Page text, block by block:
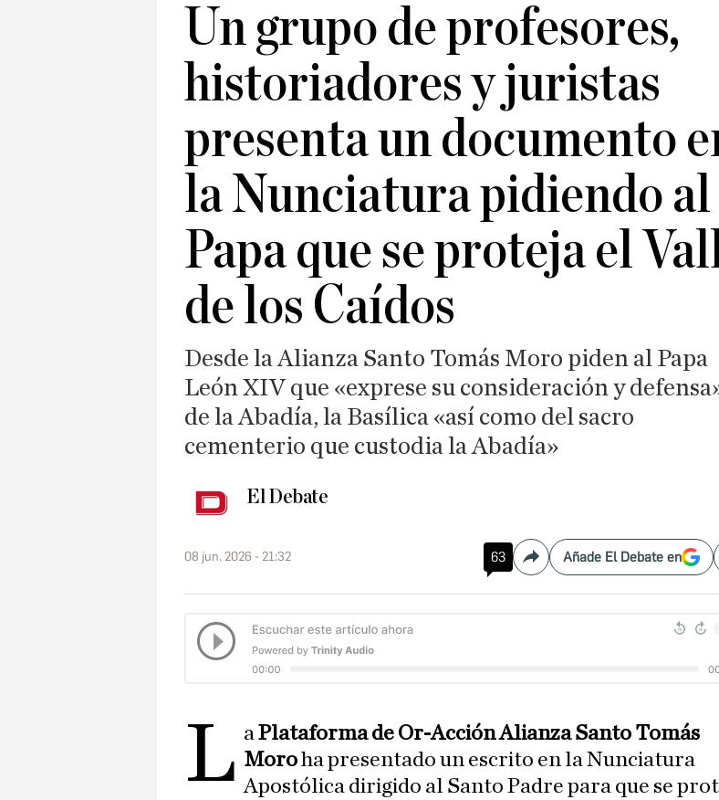
Un grupo de profesores,
historiadores y juristas
presenta un documento
la Nunciatura pidiendo al
Papa que se proteja el
de los Caídos
Desde la Alianza Santo Tomás Moro piden al Papa
León XIV que «exprese su consideración y
de la Abadía, la Basílica «así como del sacro
cementerio que custodia la Abadía»
El Debate
08 jun. 2026 - 21:32 63 CompartirAñade El Debate en
L aPlataforma de Or-Acción Alianza Santo Tomás
Moroha presentado un escrito en la Nunciatura
Apostólica dirigido al Santo Padre para que se